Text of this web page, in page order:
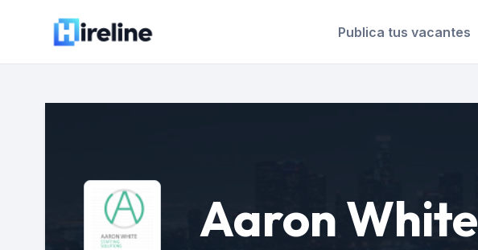
Publica tus vacantes
Aaron White